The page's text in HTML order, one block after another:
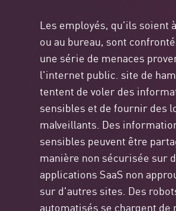
Les employés, qu'ils soient
ou au bureau, sont
une série de menaces
l'internet public. site de
tentent de voler des
sensibles et de fournir des
malveillants. Des
sensibles peuvent être
manière non sécurisée sur
applications SaaS non
sur d'autres sites. Des
automatisés se chargent